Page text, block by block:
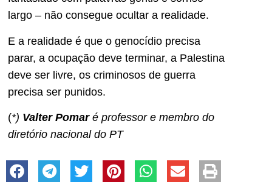
largo – não consegue ocultar a realidade.
E a realidade é que o genocídio precisa
parar, a ocupação deve terminar, a Palestina
deve ser livre, os criminosos de guerra
precisa ser punidos.
(*) Valter Pomaré professor e membro do
diretório nacional do PT